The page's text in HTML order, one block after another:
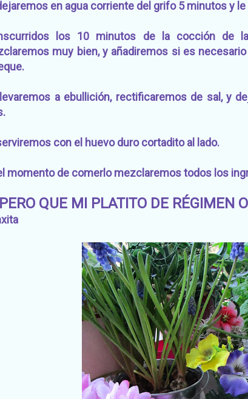
en agua corriente del grifo 5 minutos y
los 10 minutos de la cocción de
muy bien, y añadiremos si es
a ebullición, rectificaremos de sal, y
con el huevo duro cortadito al lado.
momento de comerlo mezclaremos todos los
QUE MI PLATITO DE RÉGIMEN